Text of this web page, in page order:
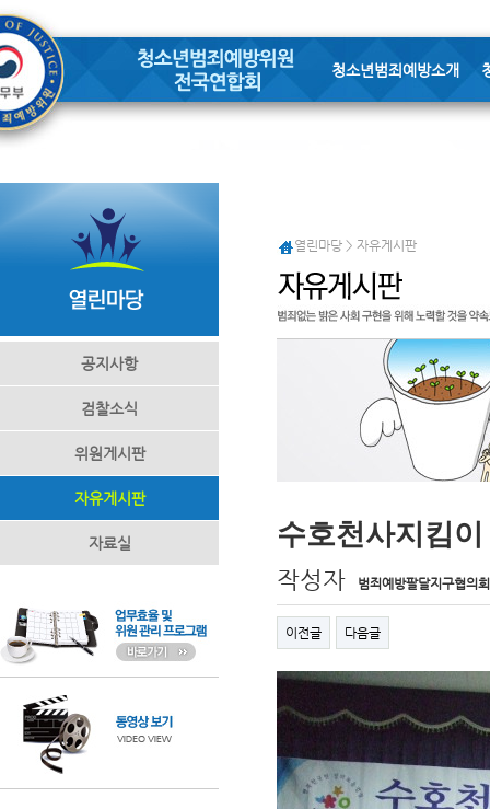
청소년범죄예방소개
공지사항
검찰소식
위원게시판
자유게시판
자료실
열린마당 > 자유게시판
수호천사지킴
작성자 범죄예방팔달지구협의회
이전글 다음글